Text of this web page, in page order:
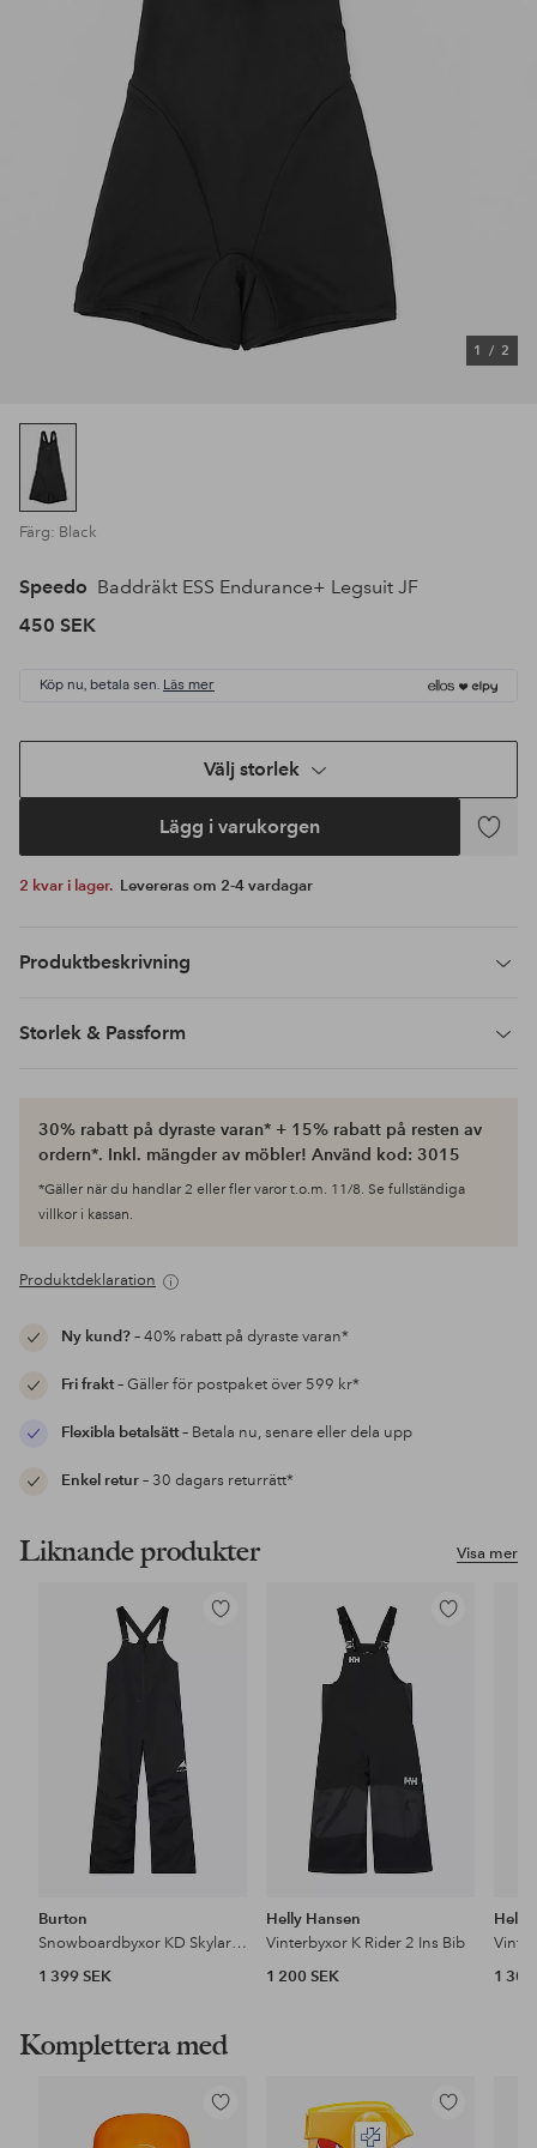
1 / 2
Färg: Black
Speedo Baddräkt ESS Endurance+ Legsuit JF
450 SEK
Köp nu, betala sen. Läs mer
Välj storlek
Lägg i varukorgen
Lägg
2 kvar i lager. Levereras om 2-4 vardagar
Produktbeskrivning
Storlek & Passform
30% rabatt på dyraste varan* + 15% rabatt på resten av
ordern*. Inkl. mängder av möbler! Använd kod: 3015
*Gäller när du handlar 2 eller fler varor t.o.m. 11/8. Se fullständiga
villkor i kassan.
Produktdeklaration
Ny kund?– 40% rabatt på dyraste varan*
Fri frakt– Gäller för postpaket över 599 kr*
Flexibla betalsätt– Betala nu, senare eller dela upp
Enkel retur– 30 dagars returrätt*
Visa mer
Liknande produkter
Lägg
Burton
Snowboardbyxor KD Skylar Bib
1 399 SEK
Lägg
Helly Hansen
Vinterbyxor K Rider 2 Ins Bib
1 200 SEK
Helly
1 300
Komplettera med
Lägg
Lägg